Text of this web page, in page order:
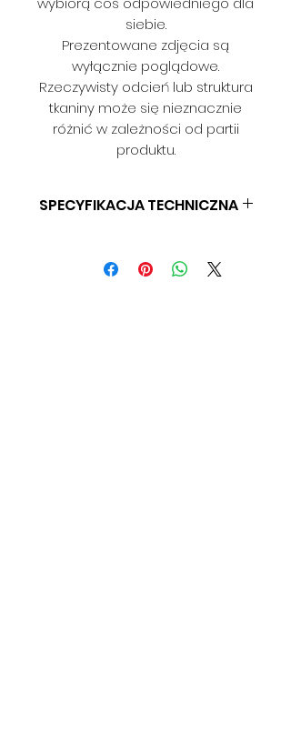
siebie.
Prezentowane zdjęcia są
wyłącznie poglądowe.
Rzeczywisty odcień lub struktura
tkaniny może się nieznacznie
różnić w zależności od partii
produktu.
SPECYFIKACJA TECHNICZNA
GRAMATURA: 360 G/M2
SZEROKOŚĆ: 140 CM